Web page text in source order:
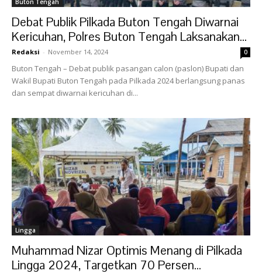
Debat Publik Pilkada Buton Tengah Diwarnai
Kericuhan, Polres Buton Tengah Laksanakan...
Redaksi - November 14, 2024 0
Buton Tengah – Debat publik pasangan calon (paslon) Bupati dan
Wakil Bupati Buton Tengah pada Pilkada 2024 berlangsung panas
dan sempat diwarnai kericuhan di...
Lingga
Muhammad Nizar Optimis Menang di Pilkada
Lingga 2024, Targetkan 70 Persen...